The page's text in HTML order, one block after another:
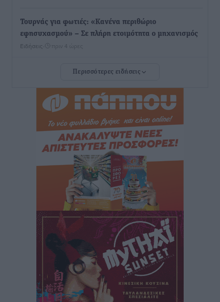
Τουρνάς για φωτιές: «Κανένα περιθώριο
εφησυχασμού» – Σε πλήρη ετοιμότητα ο μηχανισμός
Ειδήσεις πριν 4 ώρες
Καιρός: Επιμένουν οι υψηλές θερμοκρασίες – Ισχυρά
Τοπικές Ειδήσεις• πριν 5 ώρες
Τα φοιτητικά ενοίκια «τινάζουν στον αέρα» τους
οικογενειακούς προϋπολογισμούς
• πριν 5 ώρες
Δύο νέοι ξενώνες παραδόθηκαν στις Ένοπλες
Δυνάμεις στη νήσο Ρω
πριν 5 ώρες
Συνεχίζεται η έξοδος του Αυγούστου – Πάνω από
34.000 αναχωρούν σήμερα μόνο από τον Πειραιά
πριν 5 ώρες
Μόνιμες θέσεις στους παιδικούς σταθμούς: Οι
προϋποθέσεις, η 24μηνη εμπειρία και οι προθεσμίες
για τους δήμους
Περισσότερες ειδήσεις